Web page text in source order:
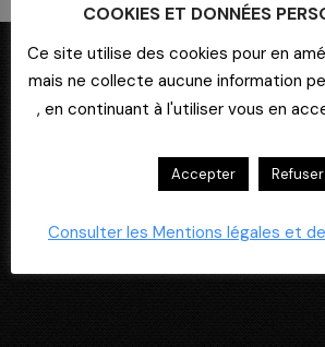
COOKIES ET DONNÉES
Ce site utilise des cookies pour en
mais ne collecte aucune information
, en continuant à l'utiliser vous en
Accepter Refuser
Consulter les Mentions légales et